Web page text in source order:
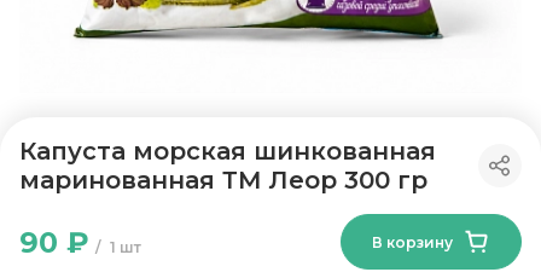
Капуста морская шинкованная
маринованная ТМ Леор 300 гр
1 шт
90 ₽ В корзину